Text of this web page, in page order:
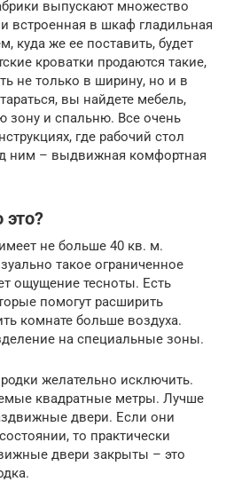
выпускают множество
встроенная в шкаф гладильная
куда же ее поставить, будет
кроватки продаются такие,
не только в ширину, но и в
вы найдете мебель,
и спальню. Все очень
где рабочий стол
ним – выдвижная комфортная
это?
не больше 40 кв. м.
такое ограниченное
ощущение тесноты. Есть
помогут расширить
комнате больше воздуха.
на специальные зоны.
желательно исключить.
квадратные метры. Лучше
двери. Если они
то практически
двери закрыты – это